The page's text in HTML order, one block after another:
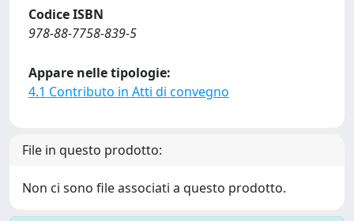
Codice ISBN
978-88-7758-839-5
Appare nelle tipologie:
4.1 Contributo in Atti di convegno
File in questo prodotto:
Non ci sono file associati a questo prodotto.